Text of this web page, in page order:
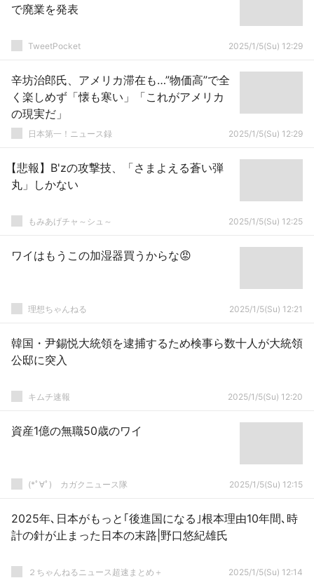
で廃業を発表
TweetPocket 2025/1/5(Su) 12:29
辛坊治郎氏、アメリカ滞在も…”物価高”で全
く楽しめず「懐も寒い」「これがアメリカ
の現実だ」
日本第一！ニュース録 2025/1/5(Su) 12:29
【悲報】B'zの攻撃技、「さまよえる蒼い弾
丸」しかない
もみあげチャ～シュ～ 2025/1/5(Su) 12:25
ワイはもうこの加湿器買うからな😡
理想ちゃんねる 2025/1/5(Su) 12:21
韓国・尹錫悦大統領を逮捕するため検事ら数十人が大統領
公邸に突入
キムチ速報 2025/1/5(Su) 12:20
資産1億の無職50歳のワイ
(*ﾟ∀ﾟ)ゞカガクニュース隊 2025/1/5(Su) 12:15
2025年､日本がもっと｢後進国になる｣根本理由10年間､時
計の針が止まった日本の末路|野口悠紀雄氏
２ちゃんねるニュース超速まとめ＋ 2025/1/5(Su) 12:14